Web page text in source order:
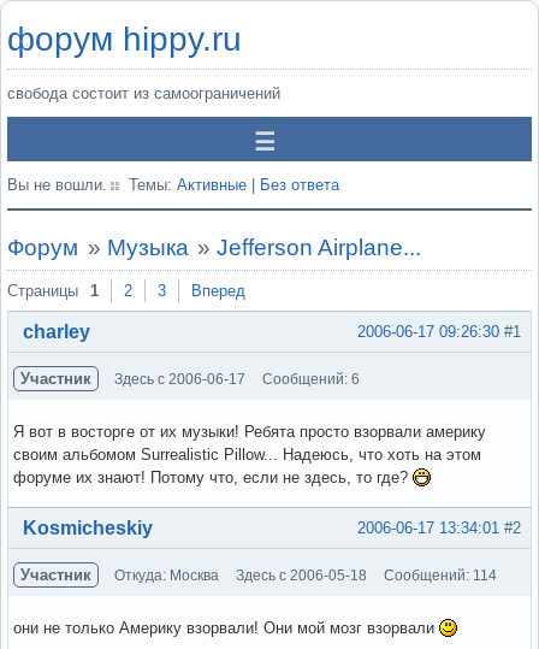
форум hippy.ru
свобода состоит из самоограничений
Вы не вошли. Темы: Активные Без ответа
Форум » Музыка »Jefferson Airplane...
Страницы 1 2 3 Вперед
#1
2006-06-17 09:26:30
charley
Участник Здесь с 2006-06-17 Сообщений: 6
Я вот в восторге от их музыки! Ребята просто взорвали америку
своим альбомом Surrealistic Pillow... Надеюсь, что хоть на этом
форуме их знают! Потому что, если не здесь, то где?
Вне форума #2
2006-06-17 13:34:01
Kosmicheskiy
Участник Откуда: Москва Здесь с 2006-05-18 Сообщений: 114
они не только Америку взорвали! Они мой мозг взорвали